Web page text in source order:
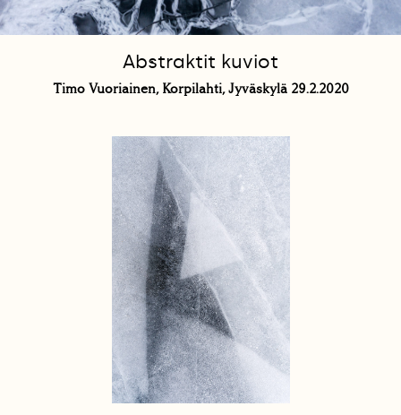
Abstraktit kuviot
Timo Vuoriainen, Korpilahti, Jyväskylä 29.2.2020